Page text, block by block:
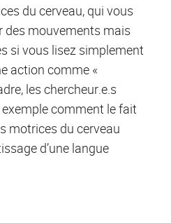
du cerveau, qui vous
des mouvements mais
si vous lisez simplement
action comme «
les chercheur.e.s
exemple comment le fait
motrices du cerveau
d’une langue